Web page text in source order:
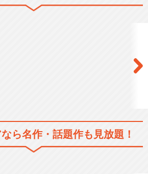
ら名作・話題作も見放題！